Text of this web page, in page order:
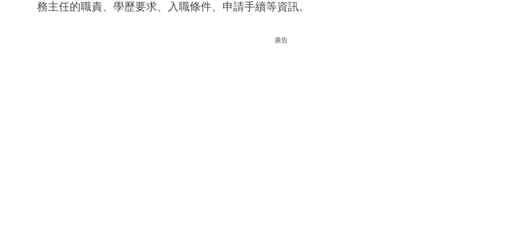
務主任的職責、學歷要求、入職條件、申請手續等資訊。
廣告